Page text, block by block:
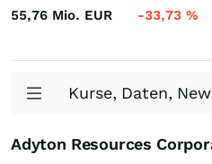
55,76 Mio. EUR -33,73 %
Kurse, Daten,
Adyton Resources